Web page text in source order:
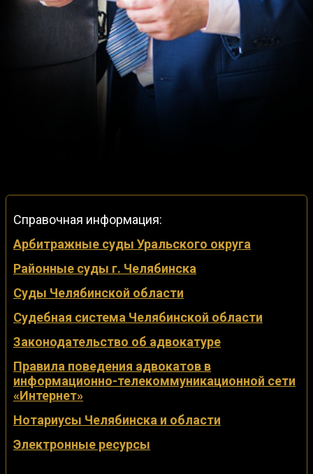
Справочная информация:
Арбитражные суды Уральского округа
Районные суды г. Челябинска
Суды Челябинской области
Судебная система Челябинской области
Законодательство об адвокатуре
Правила поведения адвокатов в
информационно-телекоммуникационной сети
«Интернет»
Нотариусы Челябинска и области
Электронные ресурсы